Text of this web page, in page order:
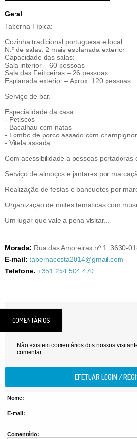
Geral
Taberna Típica:
Cozinha tradicional portuguesa e local
N.º de salas: 2 mais esplanada exterior
Capacidade das salas:
Sala interior – 60 pessoas
Sala das Feiticeiras – 26 pessoas
Esplanada exterior – Aprox. 120 pessoas
Serviço de bar.
Especialidade da casa:
- Petiscos
- Bacalhau com natas
- Lombo de porco assado com
- Vitela assada
Com acessibilidade a pessoas portadoras
Serviço de almoços e jantares por
Realização de festas e banquetes por
Organização de noites temáticas com
Um lugar que vale a pena visitar...
Morada: Rua das Amoreiras nº 1. 3630-
E-mail: tabernacosta2014@gmail.com
Telefone: +351 254 504 470
COMENTÁRIOS
Não existem comentários dos nossos
comentar.
Nome:
E-mail:
Comentário: